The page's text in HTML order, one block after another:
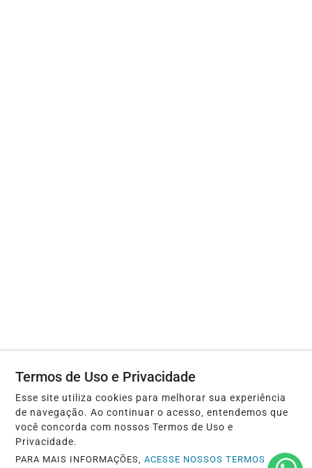
Termos de Uso e Privacidade
Esse site utiliza cookies para melhorar sua experiência
de navegação. Ao continuar o acesso, entendemos que
você concorda com nossos Termos de Uso e
Privacidade.
PARA MAIS INFORMAÇÕES,ACESSE NOSSOS TERMOS